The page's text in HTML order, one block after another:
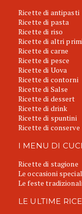
Ricette di antipasti
Ricette di pasta
Ricette di riso
Ricette di altri
Ricette di carne
Ricette di pesce
Ricette di Uova
Ricette di contorni
Ricette di Salse
Ricette di dessert
Ricette di drink
Ricette di spuntini
Ricette di conserve
I MENU DI
Ricette di stagione
Le occasioni
Le feste
LE ULTIME